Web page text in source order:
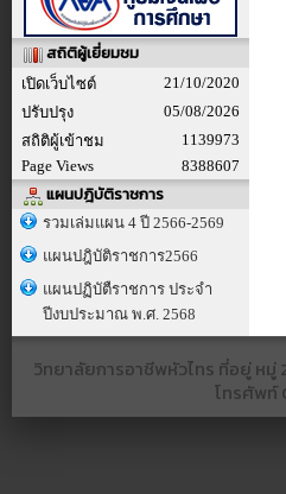
สถิติผู้เยี่ยมชม
เปิดเว็บไซต์
21/10/2020
ปรับปรุง
05/08/2026
สถิติผู้เข้าชม
1139973
Page Views
8388607
แผนปฎิบัติราชการ
รวมเล่มแผน 4 ปี 2566-2569
แผนปฎิบัติราชการ2566
แผนปฏิบัตืราชการ ประจำ
ปีงบประมาณ พ.ศ. 2568
วิทยาลัยการอาชีพหัวไทร ที่อยู่ หมู่
โทรศัพท์